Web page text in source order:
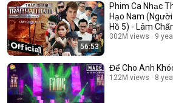
56:53
Phim Ca Nhạc
Hạo Nam
Hồ 5) - Lâm
302M views 9
Để Cho Anh
122M views 8